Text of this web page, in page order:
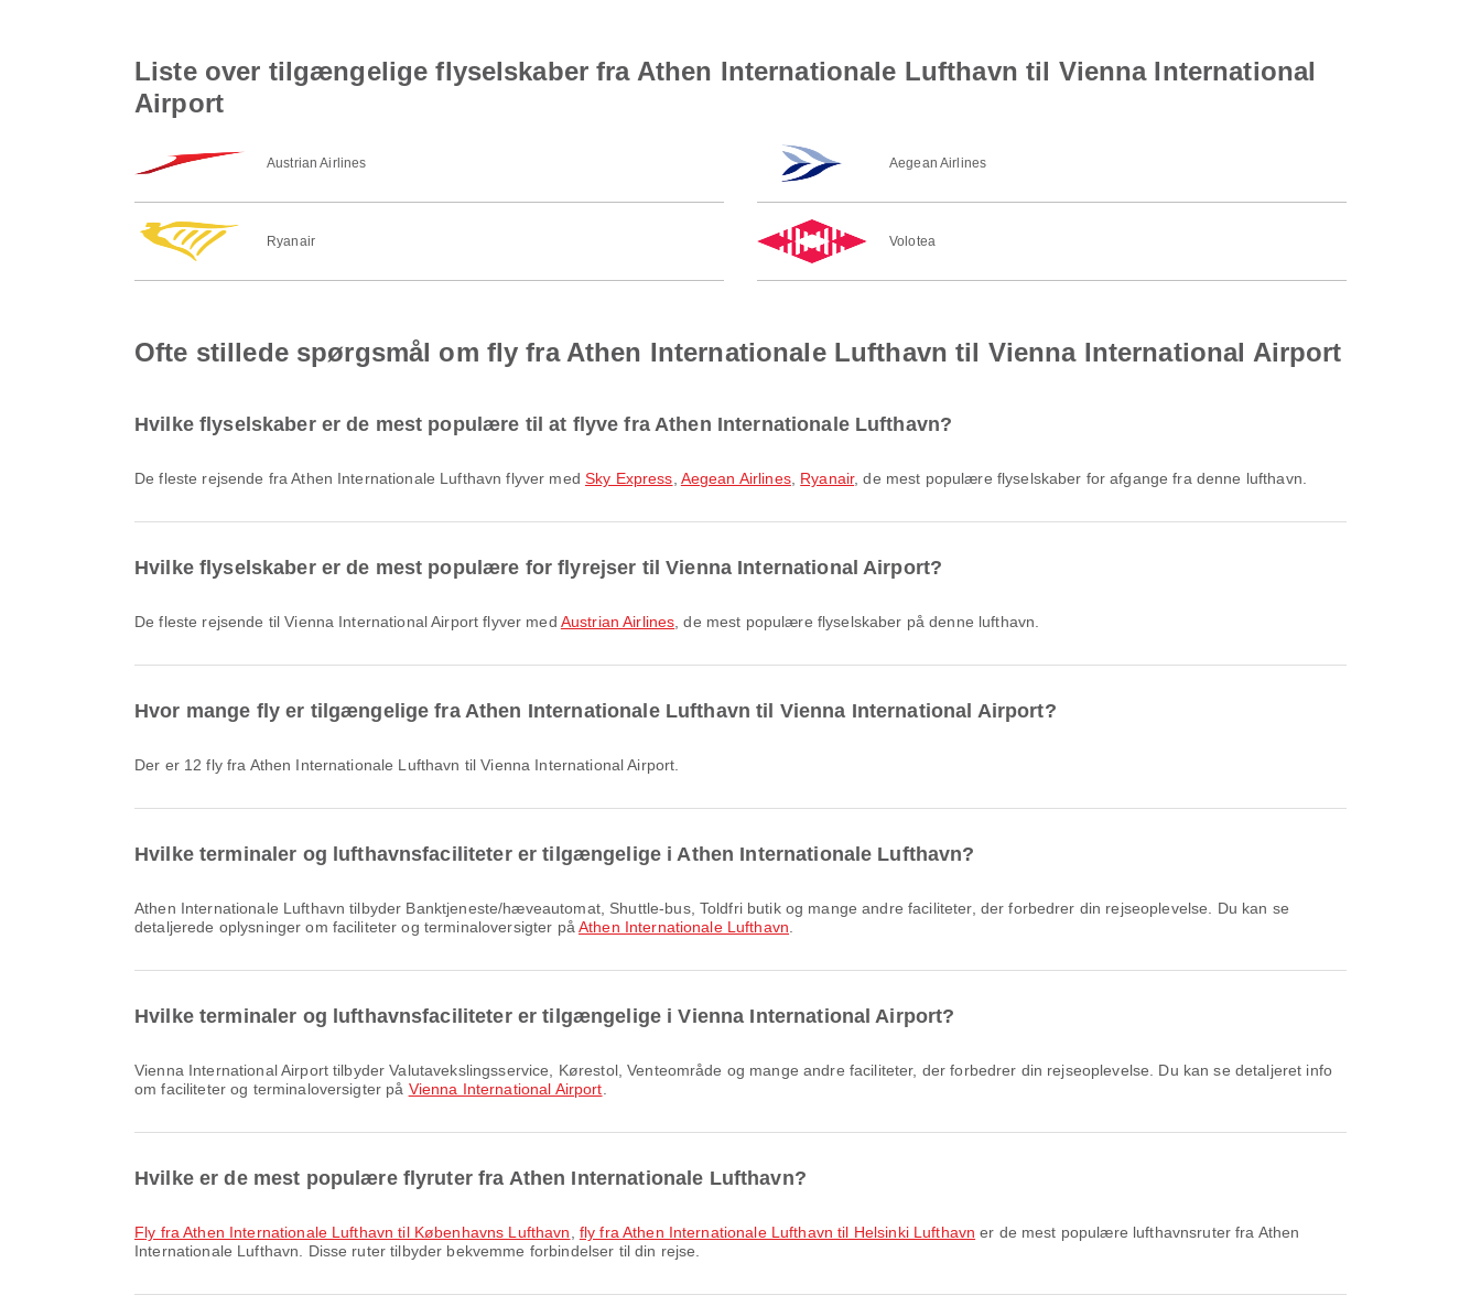
Liste over tilgængelige flyselskaber fra Athen Internationale Lufthavn til Vienna International
Airport
Austrian Airlines Aegean Airlines
Ryanair Volotea
Ofte stillede spørgsmål om fly fra Athen Internationale Lufthavn til Vienna International Airport
Hvilke flyselskaber er de mest populære til at flyve fra Athen Internationale Lufthavn?
De fleste rejsende fra Athen Internationale Lufthavn flyver med Sky Express Aegean Airlines, Ryanair, de mest populære flyselskaber for afgange fra denne lufthavn.
Hvilke flyselskaber er de mest populære for flyrejser til Vienna International Airport?
De fleste rejsende til Vienna International Airport flyver med Austrian Airlines , de mest populære flyselskaber på denne lufthavn.
Hvor mange fly er tilgængelige fra Athen Internationale Lufthavn til Vienna International Airport?
Der er 12 fly fra Athen Internationale Lufthavn til Vienna International Airport.
Hvilke terminaler og lufthavnsfaciliteter er tilgængelige i Athen Internationale Lufthavn?
Athen Internationale Lufthavn tilbyder Banktjeneste/hæveautomat, Shuttle-bus, Toldfri butik og mange andre faciliteter, der forbedrer din rejseoplevelse. Du kan se
detaljerede oplysninger om faciliteter og terminaloversigter på Athen Internationale Lufthavn
Hvilke terminaler og lufthavnsfaciliteter er tilgængelige i Vienna International Airport?
Vienna International Airport tilbyder Valutavekslingsservice, Kørestol, Venteområde og mange andre faciliteter, der forbedrer din rejseoplevelse. Du kan se detaljeret info
om faciliteter og terminaloversigter på Vienna International Airport
Hvilke er de mest populære flyruter fra Athen Internationale Lufthavn?
fly fra Athen Internationale Lufthavn til Københavns Lufthavn fly fra Athen Internationale Lufthavn til Helsinki Lufthavn er de mest populære lufthavnsruter fra Athen
Internationale Lufthavn. Disse ruter tilbyder bekvemme forbindelser til din rejse.